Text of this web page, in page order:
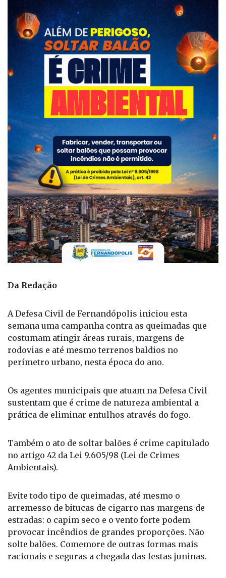
Da Redação
A Defesa Civil de Fernandópolis iniciou esta
semana uma campanha contra as queimadas que
costumam atingir áreas rurais, margens de
rodovias e até mesmo terrenos baldios no
perímetro urbano, nesta época do ano.
Os agentes municipais que atuam na Defesa Civil
sustentam que é crime de natureza ambiental a
prática de eliminar entulhos através do fogo.
Também o ato de soltar balões é crime capitulado
no artigo 42 da Lei 9.605/98 (Lei de Crimes
Ambientais).
Evite todo tipo de queimadas, até mesmo o
arremesso de bitucas de cigarro nas margens de
estradas: o capim seco e o vento forte podem
provocar incêndios de grandes proporções. Não
solte balões. Comemore de outras formas mais
racionais e seguras a chegada das festas juninas.